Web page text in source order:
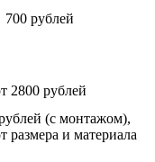
700 рублей
2800 рублей
(с монтажом),
размера и материала